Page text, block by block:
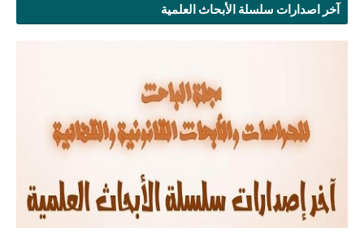
آخر اصدارات سلسلة الأبحاث العلمية